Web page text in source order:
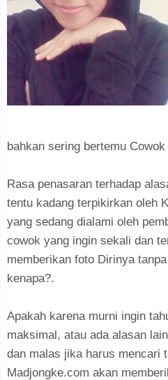
bahkan sering bertemu
Rasa penasaran terhadap
tentu kadang terpikirkan oleh
yang sedang dialami oleh
cowok yang ingin sekali dan
memberikan foto Dirinya
kenapa?.
Apakah karena murni ingin
maksimal, atau ada alasan
dan malas jika harus mencari
Madjongke.com akan